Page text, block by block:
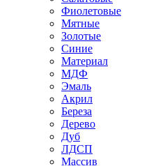
Фиолетовые
Мятные
Золотые
Синие
Материал
МДФ
Эмаль
Акрил
Береза
Дерево
Дуб
ЛДСП
Массив